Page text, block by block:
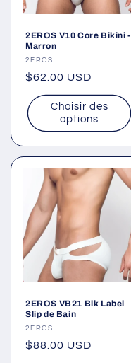
2EROS V10 Core Bikini -
Marron
Fournisseur :
2EROS
Prix
habituel
$62.00 USD
Choisir des
options
2EROS VB21 Blk Label
Slip de Bain
Fournisseur :
2EROS
Prix
$88.00 USD